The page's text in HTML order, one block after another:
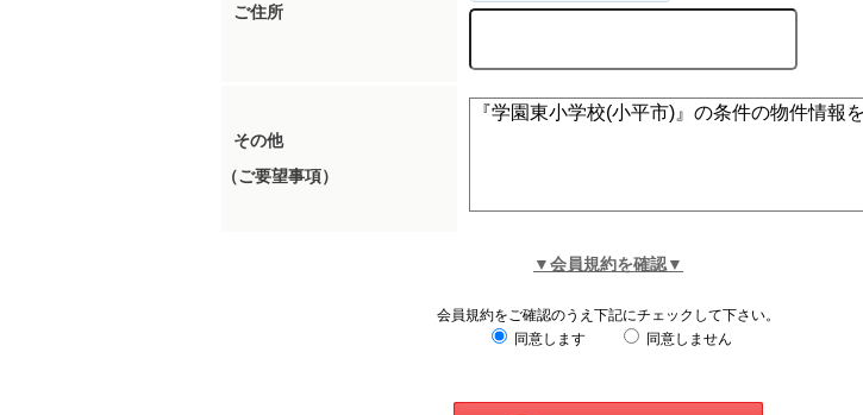
ご住所
その他
（ご要望事項）
▼会員規約を確認▼
会員規約をご確認のうえ下記にチェックして下さい。
同意します
同意しません